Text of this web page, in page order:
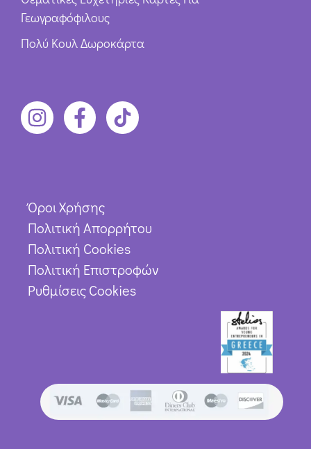
Γεωγραφόφιλους
Πολύ Κουλ Δωροκάρτα
Όροι Χρήσης
Πολιτική Απορρήτου
Πολιτική Cookies
Πολιτική Επιστροφών
Ρυθμίσεις Cookies